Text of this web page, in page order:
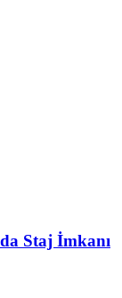
Staj İmkanı